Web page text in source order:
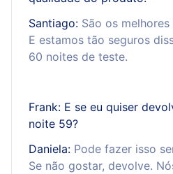
Santiago: São os
E estamos tão seguros
60 noites de teste.
Frank: E se eu quiser
noite 59?
Daniela: Pode fazer isso
Se não gostar, devolve.